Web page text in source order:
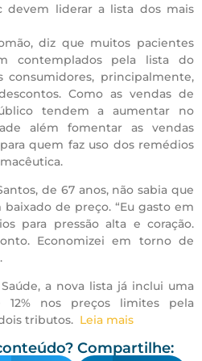
devem liderar a lista dos mais
diz que muitos pacientes
contemplados pela lista do
consumidores, principalmente,
Como as vendas de
tendem a aumentar no
além fomentar as vendas
quem faz uso dos remédios
de 67 anos, não sabia que
de preço. “Eu gasto em
para pressão alta e coração.
Economizei em torno de
a nova lista já inclui uma
12% nos preços limites pela
tributos. Leia mais
Compartilhe: